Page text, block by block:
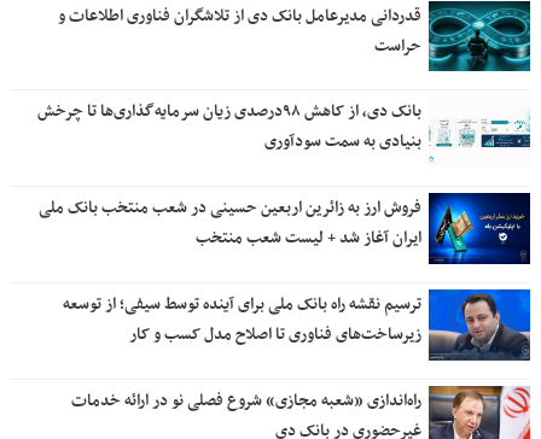
قدردانی مدیرعامل بانک دی از تلاشگران فناوری اطلاعات و
حراست
بانک دی، از کاهش ۹۸درصدی زیان سرمایه‌گذاری‌ها تا چرخش
بنیادی به سمت سودآوری
فروش ارز به زائرین اربعین حسینی در شعب منتخب بانک ملی
ایران آغاز شد + لیست شعب منتخب
ترسیم نقشه راه بانک ملی برای آینده توسط سیفی؛ از توسعه
زیرساخت‌های فناوری تا اصلاح مدل کسب و کار
راه‌اندازی «شعبه مجازی» شروع فصلی نو در ارائه خدمات
غیرحضوری در بانک دی